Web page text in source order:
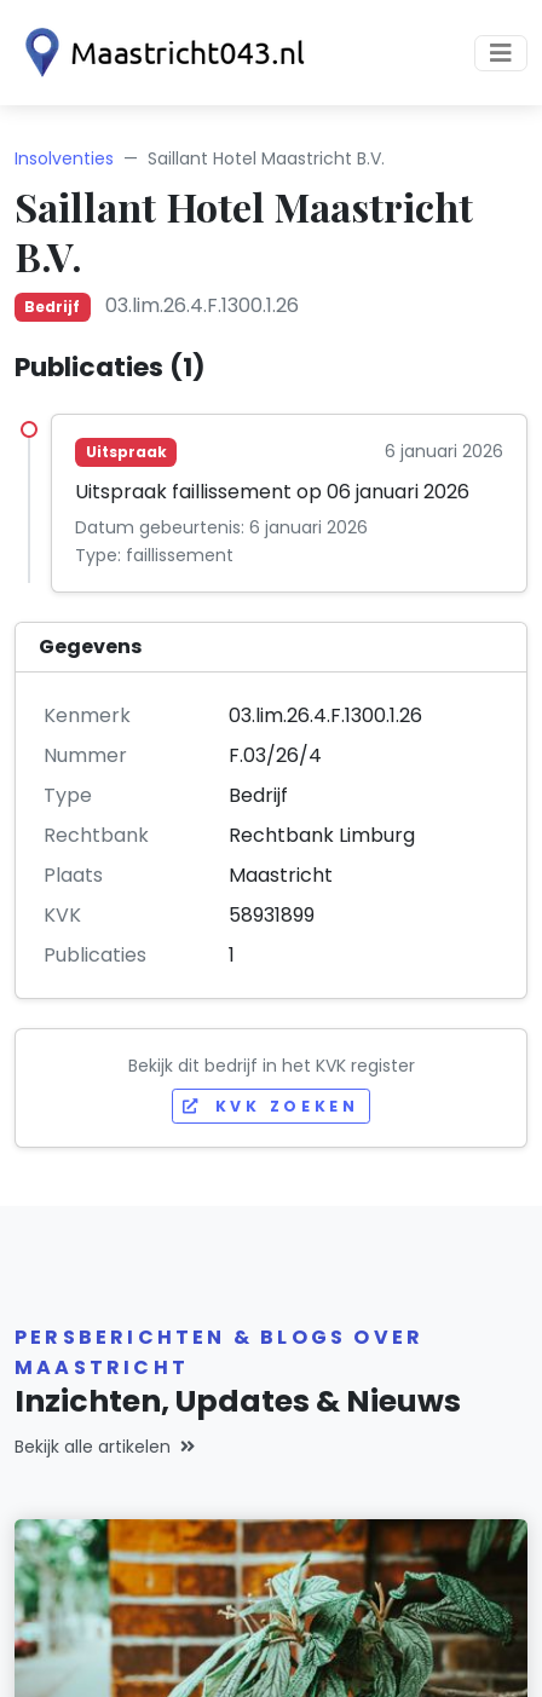
Insolventies Saillant Hotel Maastricht B.V.
Saillant Hotel Maastricht
B.V.
Bedrijf 03.lim.26.4.F.1300.1.26
Publicaties (1)
Uitspraak 6 januari 2026
Uitspraak faillissement op 06 januari 2026
Datum gebeurtenis: 6 januari 2026
Type: faillissement
Gegevens
Kenmerk
03.lim.26.4.F.1300.1.26
Nummer
F.03/26/4
Type
Bedrijf
Rechtbank
Rechtbank Limburg
Plaats
Maastricht
KVK
58931899
Publicaties
1
Bekijk dit bedrijf in het KVK register
KVK ZOEKEN
PERSBERICHTEN & BLOGS OVER
MAASTRICHT
Inzichten, Updates & Nieuws
Bekijk alle artikelen